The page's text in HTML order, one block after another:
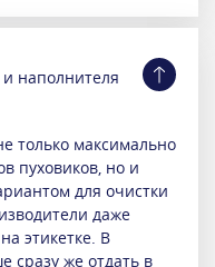
и наполнителя
только максимально
пуховиков, но и
для очистки
даже
этикетке. В
сразу же отдать в